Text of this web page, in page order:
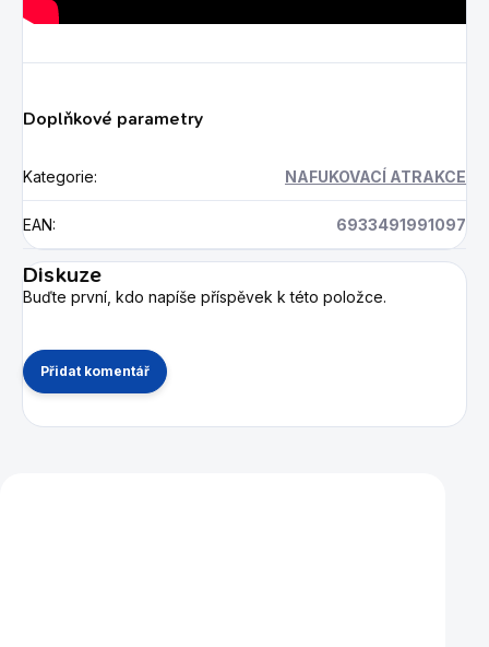
Doplňkové parametry
Kategorie: NAFUKOVACÍ ATRAKCE
EAN: 6933491991097
Diskuze
Buďte první, kdo napíše příspěvek k této položce.
Přidat komentář